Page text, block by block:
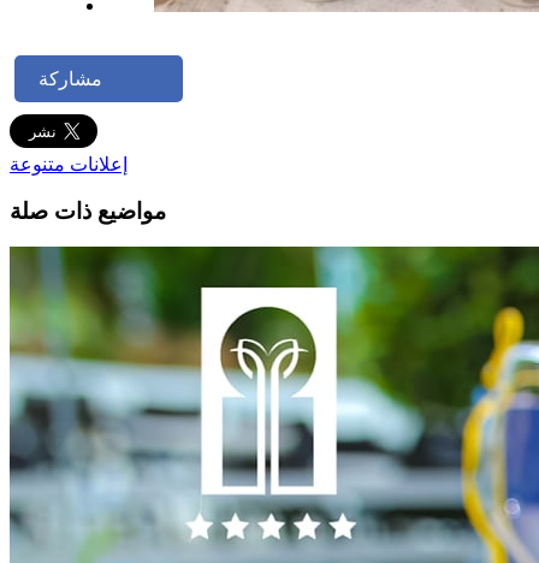
مشاركة
إعلانات متنوعة
مواضيع ذات صلة